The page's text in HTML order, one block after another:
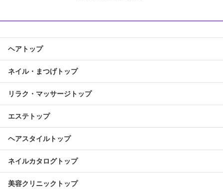
ヘアトップ
ネイル・まつげトップ
リラク・マッサージトップ
エステトップ
ヘアスタイルトップ
ネイルカタログトップ
美容クリニックトップ